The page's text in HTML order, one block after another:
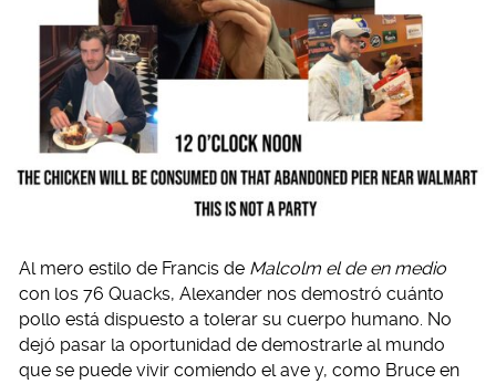
Al mero estilo de Francis de Malcolm el de en medio
con los 76 Quacks, Alexander nos demostró cuánto
pollo está dispuesto a tolerar su cuerpo humano. No
dejó pasar la oportunidad de demostrarle al mundo
que se puede vivir comiendo el ave y, como Bruce en